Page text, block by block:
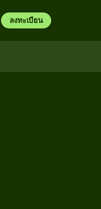
ลงทะเบียน